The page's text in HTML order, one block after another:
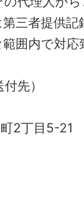
三者提供記
囲内で対応
先）
2丁目5-21